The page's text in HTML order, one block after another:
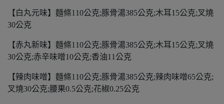
【白丸元味】麵條110公克;豚骨湯385公克;木耳15公克;叉燒
30公克
【赤丸新味】麵條110公克;豚骨湯385公克;木耳15公克;叉燒
30公克;赤辛味噌10公克;香油11公克
【辣肉味噌】麵條110公克;豚骨湯385公克;辣肉味噌65公克;
叉燒30公克;腰果0.5公克;花椒0.25公克